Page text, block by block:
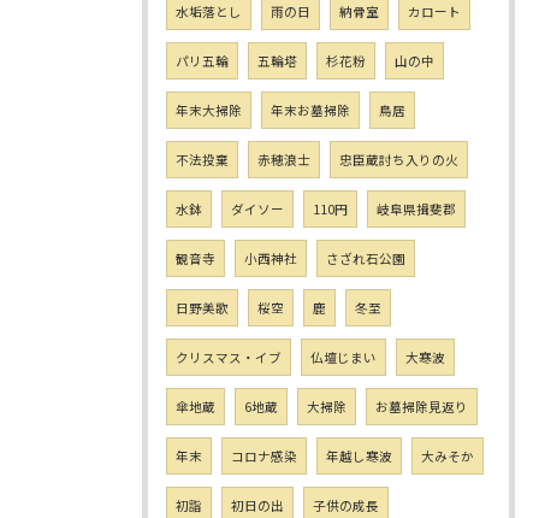
水垢落とし 雨の日 納骨室 カロート
パリ五輪 五輪塔 杉花粉 山の中
年末大掃除 年末お墓掃除 鳥居
不法投棄 赤穂浪士 忠臣蔵討ち入りの火
水鉢 ダイソー 110円 岐阜県揖斐郡
観音寺 小西神社 さざれ石公園
日野美歌 桜空 鹿 冬至
クリスマス・イブ 仏壇じまい 大寒波
傘地蔵 6地蔵 大掃除 お墓掃除見返り
年末 コロナ感染 年越し寒波 大みそか
初詣 初日の出 子供の成長